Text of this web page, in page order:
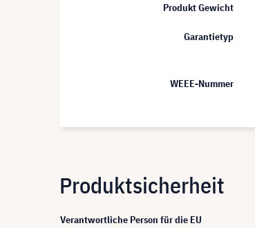
Produkt Gewicht
Garantietyp
WEEE-Nummer
Produktsicherheit
Verantwortliche Person für die EU